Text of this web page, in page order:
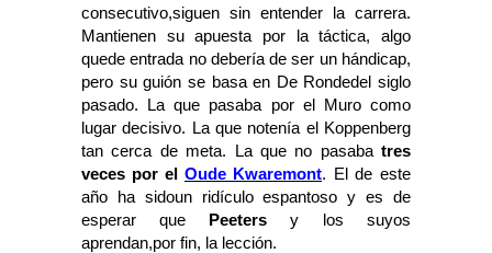
consecutivo,siguen sin entender la carrera.
Mantienen su apuesta por la táctica, algo
quede entrada no debería de ser un hándicap,
pero su guión se basa en De Rondedel siglo
pasado. La que pasaba por el Muro como
lugar decisivo. La que notenía el Koppenberg
tan cerca de meta. La que no pasaba tres
veces por el Oude Kwaremont. El de este
año ha sidoun ridículo espantoso y es de
esperar que
Peeters y los suyos
aprendan,por fin, la lección.